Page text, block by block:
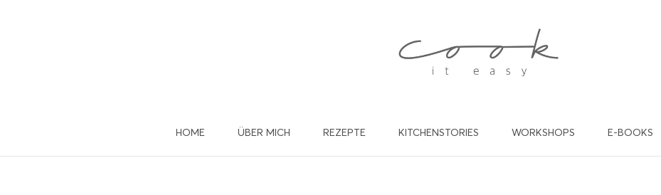
HOME ÜBER MICH REZEPTE KITCHENSTORIES WORKSHOPS E-BOOKS